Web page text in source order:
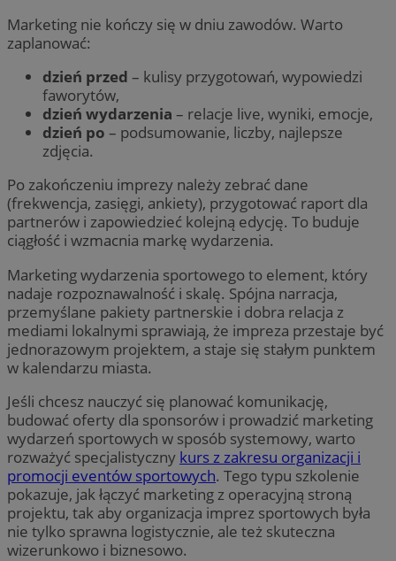
Marketing nie kończy się w dniu zawodów. Warto
zaplanować:
dzień przed – kulisy przygotowań, wypowiedzi
faworytów,
dzień wydarzenia – relacje live, wyniki, emocje,
dzień po – podsumowanie, liczby, najlepsze
zdjęcia.
Po zakończeniu imprezy należy zebrać dane
(frekwencja, zasięgi, ankiety), przygotować raport dla
partnerów i zapowiedzieć kolejną edycję. To buduje
ciągłość i wzmacnia markę wydarzenia.
Marketing wydarzenia sportowego to element, który
nadaje rozpoznawalność i skalę. Spójna narracja,
przemyślane pakiety partnerskie i dobra relacja z
mediami lokalnymi sprawiają, że impreza przestaje być
jednorazowym projektem, a staje się stałym punktem
w kalendarzu miasta.
Jeśli chcesz nauczyć się planować komunikację,
budować oferty dla sponsorów i prowadzić marketing
wydarzeń sportowych w sposób systemowy, warto
rozważyć specjalistyczny kurs z zakresu organizacji i
promocji eventów sportowych. Tego typu szkolenie
pokazuje, jak łączyć marketing z operacyjną stroną
projektu, tak aby organizacja imprez sportowych była
nie tylko sprawna logistycznie, ale też skuteczna
wizerunkowo i biznesowo.